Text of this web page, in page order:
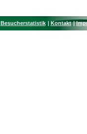
Besucherstatistik Kontakt